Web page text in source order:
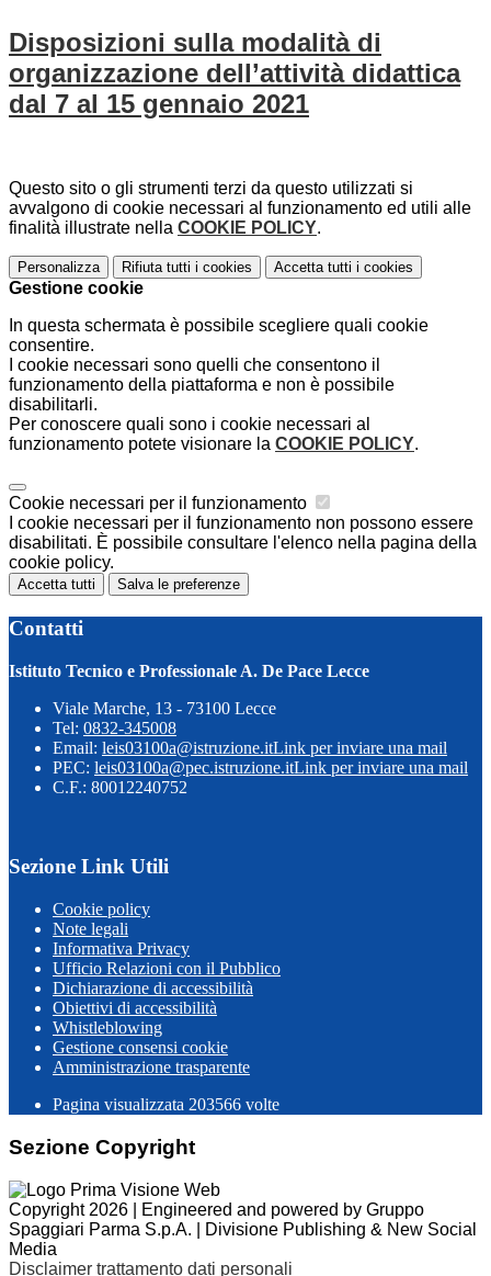
Disposizioni sulla modalità di
organizzazione dell’attività didattica
dal 7 al 15 gennaio 2021
Questo sito o gli strumenti terzi da questo utilizzati si
avvalgono di cookie necessari al funzionamento ed utili alle
finalità illustrate nella COOKIE POLICY.
Personalizza Rifiuta tutti i cookies Accetta tutti i cookies
Gestione cookie
In questa schermata è possibile scegliere quali cookie
consentire.
I cookie necessari sono quelli che consentono il
funzionamento della piattaforma e non è possibile
disabilitarli.
Per conoscere quali sono i cookie necessari al
funzionamento potete visionare la COOKIE POLICY.
Cookie necessari per il funzionamento
I cookie necessari per il funzionamento non possono essere
disabilitati. È possibile consultare l'elenco nella pagina della
cookie policy.
Accetta tutti Salva le preferenze
Contatti
Istituto Tecnico e Professionale A. De Pace Lecce
Viale Marche, 13 - 73100 Lecce
Tel: 0832-345008
Email: leis03100a@istruzione.itLink per inviare una mail
PEC: leis03100a@pec.istruzione.itLink per inviare una mail
C.F.: 80012240752
Sezione Link Utili
Cookie policy
Note legali
Informativa Privacy
Ufficio Relazioni con il Pubblico
Dichiarazione di accessibilità
Obiettivi di accessibilità
Whistleblowing
Gestione consensi cookie
Amministrazione trasparente
Pagina visualizzata 203566 volte
Sezione Copyright
Copyright 2026 | Engineered and powered by Gruppo
Spaggiari Parma S.p.A. | Divisione Publishing & New Social
Media
Disclaimer trattamento dati personali